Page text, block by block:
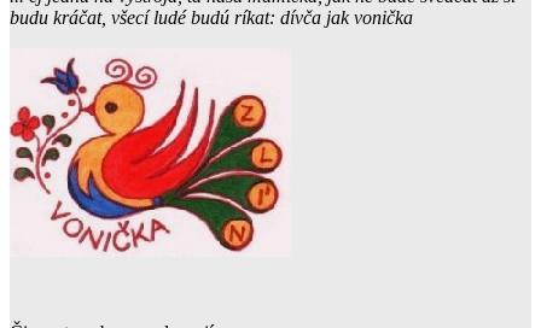
budu kráčat, všecí ludé budú ríkat: dívča jak vonička